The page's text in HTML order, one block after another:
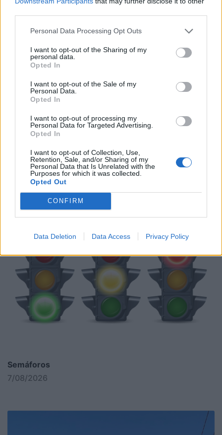
Personal Data Processing Opt Outs
I want to opt-out of the Sharing of my
personal data.
Opted In
I want to opt-out of the Sale of my
Personal Data.
Opted In
I want to opt-out of processing my
Personal Data for Targeted Advertising.
Opted In
I want to opt-out of Collection, Use,
Retention, Sale, and/or Sharing of my
Personal Data that Is Unrelated with the
Purposes for which it was collected.
Opted Out
CONFIRM
Data Deletion Data Access Privacy Policy
Noite Branca já soma 44 mil euros
7/08/2026
Semáforos
7/08/2026